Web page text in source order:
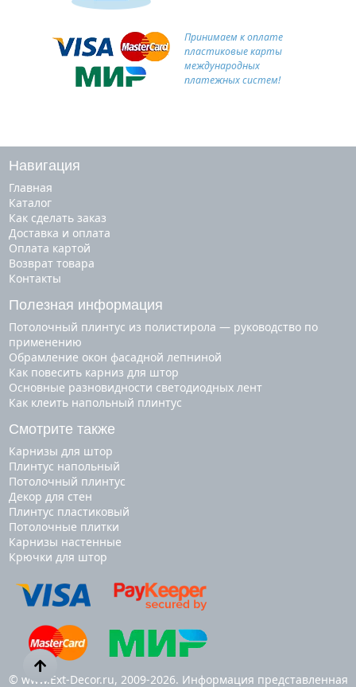
Принимаем к оплате
пластиковые карты
международных
платежных систем!
Навигация
Главная
Каталог
Как сделать заказ
Доставка и оплата
Оплата картой
Возврат товара
Контакты
Полезная информация
Потолочный плинтус из полистирола — руководство по
применению
Обрамление окон фасадной лепниной
Как повесить карниз для штор
Основные разновидности светодиодных лент
Как клеить напольный плинтус
Смотрите также
карнизы для штор
плинтус напольный
потолочный плинтус
декор для стен
плинтус пластиковый
потолочные плитки
карнизы настенные
крючки для штор
© www.Ext-Decor.ru, 2009-2026. Информация представленная